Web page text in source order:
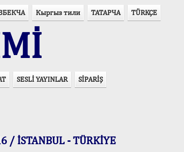
Кыргыз тили ТАТАРЧА TÜRKÇE
SESLİ YAYINLAR SİPARİŞ
/ İSTANBUL - TÜRKİYE